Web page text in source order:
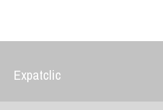
Expatclic